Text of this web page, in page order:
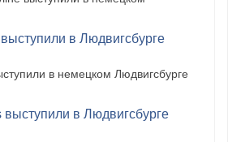
в Людвигсбурге
в немецком Людвигсбурге
выступили в Людвигсбурге